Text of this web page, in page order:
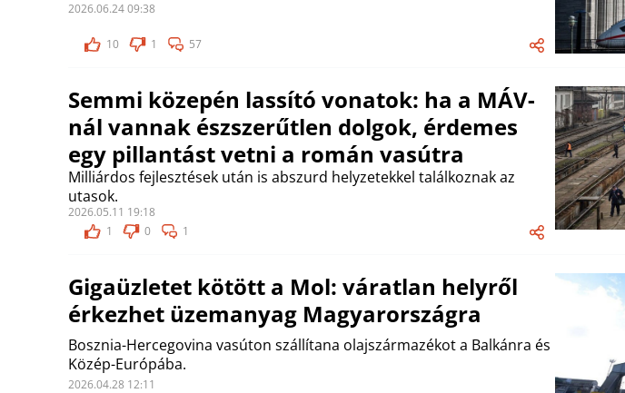
2026.06.24 09:38
10 1 57
Semmi közepén lassító vonatok: ha a MÁV-
nál vannak észszerűtlen dolgok, érdemes
egy pillantást vetni a román vasútra
Milliárdos fejlesztések után is abszurd helyzetekkel találkoznak az
utasok.
2026.05.11 19:18
1
0 1
Gigaüzletet kötött a Mol: váratlan helyről
érkezhet üzemanyag Magyarországra
Bosznia-Hercegovina vasúton szállítana olajszármazékot a Balkánra és
Közép-Európába.
2026.04.28 12:11